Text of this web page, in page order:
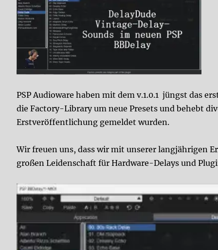
PSP Audioware haben mit dem v.1.0.1 jüngst das
die Factory-Library um neue Presets und behebt
Erstveröffentlichung gemeldet wurden.
Wir freuen uns, dass wir mit unserer langjährigen
großen Leidenschaft für Hardware-Delays und